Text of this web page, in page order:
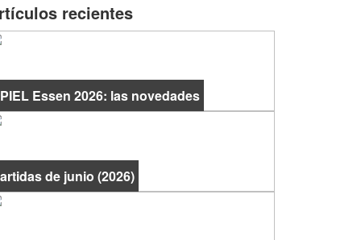
recientes
Essen 2026: las novedades
de junio (2026)